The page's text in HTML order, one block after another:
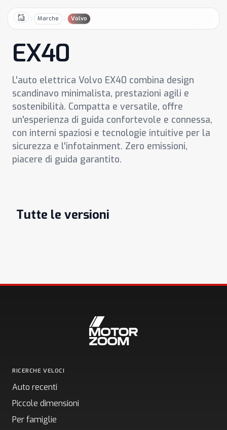
HomeMarche Volvo
EX40
L'auto elettrica Volvo EX40 combina design
scandinavo minimalista, prestazioni agili e
sostenibilità. Compatta e versatile, offre
un'esperienza di guida confortevole e connessa,
con interni spaziosi e tecnologie intuitive per la
sicurezza e l'infotainment. Zero emissioni,
piacere di guida garantito.
Tutte le versioni
RICERCHE VELOCI
Auto recenti
Piccole dimensioni
Per famiglie